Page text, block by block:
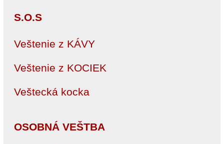
S.O.S
Veštenie z KÁVY
Veštenie z KOCIEK
Veštecká kocka
OSOBNÁ VEŠTBA